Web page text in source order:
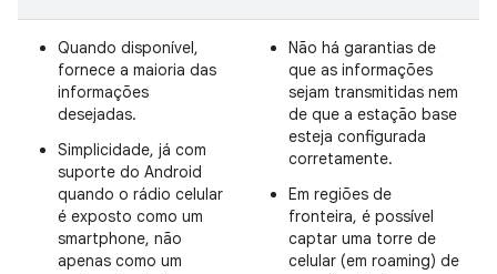
Quando disponível,
fornece a maioria das
informações
desejadas.
Simplicidade, já com
suporte do Android
quando o rádio celular
é exposto como um
smartphone, não
apenas como um
Não há garantias de
que as informações
sejam transmitidas nem
de que a estação base
esteja configurada
corretamente.
Em regiões de
fronteira, é possível
captar uma torre de
celular (em roaming) de